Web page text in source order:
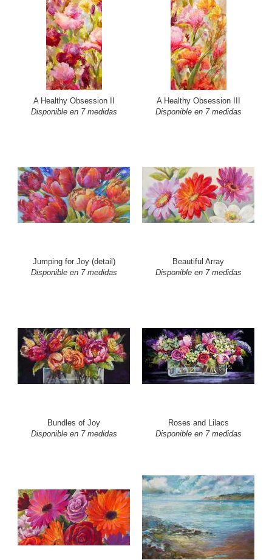
A Healthy Obsession II
Disponible en 7 medidas
A Healthy Obsession III
Disponible en 7 medidas
Jumping for Joy (detail)
Disponible en 7 medidas
Beautiful Array
Disponible en 7 medidas
Bundles of Joy
Disponible en 7 medidas
Roses and Lilacs
Disponible en 7 medidas